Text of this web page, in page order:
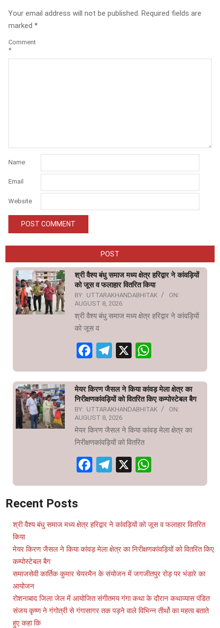
Your email address will not be published. Required fields are
marked *
Comment
*
Name
Email
Website
POST
श्री वैश्य बंधु समाज मध्य क्षेत्र हरिद्वार ने कांवड़ियों
को जूस व फलाहार वितरित किया
BY: UTTARAKHANDABHITAK
ON:
AUGUST 8, 2026
श्री वैश्य बंधु समाज मध्य क्षेत्र हरिद्वार ने कांवड़ियों
को जूस व
Facebook
Telegram
X
मेयर किरण जैसल ने किया कांवड़ मेला क्षेत्र का
निरीक्षणकांवड़ियों को वितरित किए कम्पोस्टेबल बैग
BY: UTTARAKHANDABHITAK
ON:
AUGUST 8, 2026
मेयर किरण जैसल ने किया कांवड़ मेला क्षेत्र का
निरीक्षणकांवड़ियों को वितरित
Facebook
Telegram
X
Recent Posts
श्री वैश्य बंधु समाज मध्य क्षेत्र हरिद्वार ने कांवड़ियों को जूस व फलाहार वितरित
किया
मेयर किरण जैसल ने किया कांवड़ मेला क्षेत्र का निरीक्षणकांवड़ियों को वितरित किए
कम्पोस्टेबल बैग
समाजसेवी कार्तिक कुमार चेयरमैन के संयोजन में जगजीतपुर रोड़ पर भंडारे का
आयोजन
रोशनाबाद जिला जेल में आयोजित संगीतमय गंगा कथा के दौरान कथाव्यास पंडित
संजय कृष्ण ने गंगोत्री से गंगासागर तक पड़ने वाले विभिन्न तीर्थो का महत्व बताते
हुए कहा कि